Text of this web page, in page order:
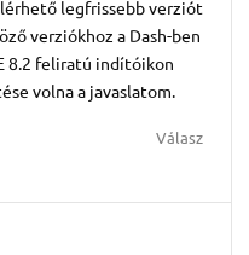
legfrissebb verziót
verziókhoz a Dash-ben
8.2 feliratú indítóikon
volna a javaslatom.
Válasz